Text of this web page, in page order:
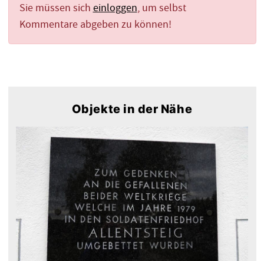
Sie müssen sich einloggen, um selbst
Kommentare abgeben zu können!
Objekte in der Nähe